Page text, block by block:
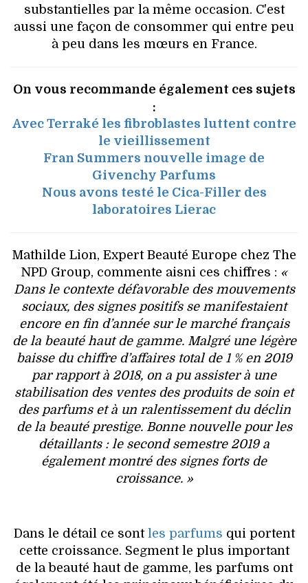
substantielles par la même occasion. C'est
aussi une façon de consommer qui entre peu
à peu dans les mœurs en France.
On vous recommande également ces sujets
:
Avec Terraké les fibroblastes luttent contre
le vieillissement
Fran Summers nouvelle image de
Givenchy Parfums
Nous avons testé le Cica-Filler des
laboratoires Lierac
Mathilde Lion, Expert Beauté Europe chez The
NPD Group, commente aisni ces chiffres : «
Dans le contexte défavorable des mouvements
sociaux, des signes positifs se manifestaient
encore en fin d’année sur le marché français
de la beauté haut de gamme. Malgré une légère
baisse du chiffre d’affaires total de 1 % en 2019
par rapport à 2018, on a pu assister à une
stabilisation des ventes des produits de soin et
des parfums et à un ralentissement du déclin
de la beauté prestige. Bonne nouvelle pour les
détaillants : le second semestre 2019 a
également montré des signes forts de
croissance. »
Dans le détail ce sont les parfums qui portent
cette croissance. Segment le plus important
de la beauté haut de gamme, les parfums ont